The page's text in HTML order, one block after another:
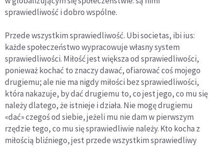
sprawiedliwość i dobro wspólne.
Przede wszystkim sprawiedliwość. Ubi societas, ibi ius:
każde społeczeństwo wypracowuje własny system
sprawiedliwości. Miłość jest większa od sprawiedliwości,
ponieważ kochać to znaczy dawać, ofiarować coś mojego
drugiemu; ale nie ma nigdy miłości bez sprawiedliwości,
która nakazuje, by dać drugiemu to, co jest jego, co mu się
należy dlatego, że istnieje i działa. Nie mogę drugiemu
«dać» czegoś od siebie, jeżeli mu nie dam w pierwszym
rzędzie tego, co mu się sprawiedliwie należy. Kto kocha z
miłością bliźniego, jest przede wszystkim sprawiedliwy